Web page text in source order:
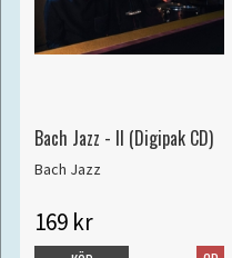
Bach Jazz - II (Digipak CD)
Bach Jazz
169 kr